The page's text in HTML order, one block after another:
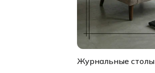
Журнальные столы